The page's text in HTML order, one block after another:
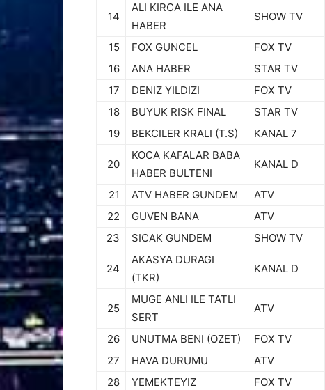
14
ALI KIRCA ILE ANA
HABER
SHOW TV
15 FOX GUNCEL FOX TV
16
ANA HABER STAR TV
17
DENIZ YILDIZI FOX TV
18
BUYUK RISK FINAL STAR TV
19
BEKCILER KRALI (T.S) KANAL 7
20
KOCA KAFALAR BABA
HABER BULTENI
KANAL D
21 ATV HABER GUNDEM ATV
22
GUVEN BANA ATV
23
SICAK GUNDEM SHOW TV
24
AKASYA DURAGI
(TKR)
KANAL D
25
MUGE ANLI ILE TATLI
SERT
ATV
26 UNUTMA BENI (OZET) FOX TV
27
HAVA DURUMU ATV
28
YEMEKTEYIZ FOX TV